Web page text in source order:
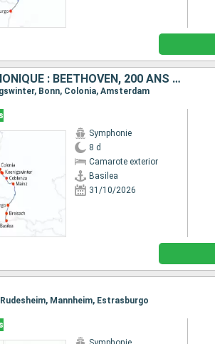
LA GRANDE CROISIERE MUSICALE - LE RHIN SYMPHONIQUE : BEETHOVEN, 200 ANS D'HÉRITAGE
Bonn, Colonia, Amsterdam
Symphonie
8 d
Camarote exterior
Basilea
31/10/2026
Mannheim, Estrasburgo